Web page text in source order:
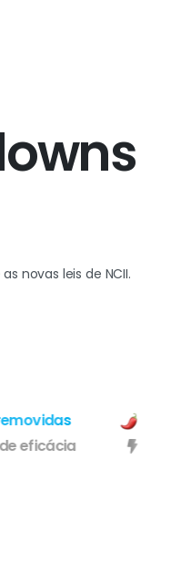
owns
novas leis de NCII.
de eficácia